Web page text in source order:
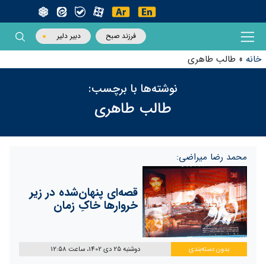
فرزند صبح دبیر دلیر
خانه » طالب طاهری
نوشته‌ها با برچسب:
طالب طاهری
محمد رضا میراضی:
قصه‌ای پنهان‌شده در زیر
خروارها خاکِ زمان
بدون دسته‌بندی دوشنبه 25 دی 1402، ساعت 12:58